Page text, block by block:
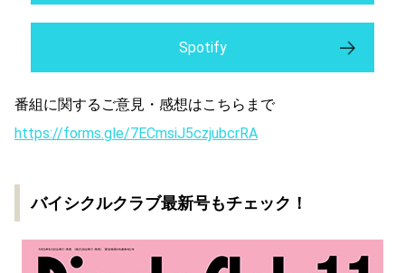
Spotify
番組に関するご意見・感想はこちらまで
https://forms.gle/7ECmsiJ5czjubcrRA
バイシクルクラブ最新号もチェック！